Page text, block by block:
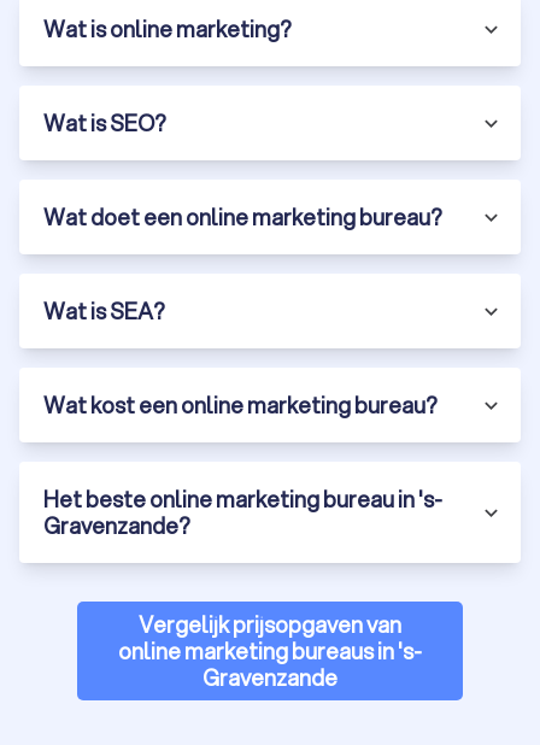
Wat is online marketing?
Wat is SEO?
Wat doet een online marketing bureau?
Wat is SEA?
Wat kost een online marketing bureau?
Het beste online marketing bureau in 's-
Gravenzande?
Vergelijk prijsopgaven van
online marketing bureaus in 's-
Gravenzande